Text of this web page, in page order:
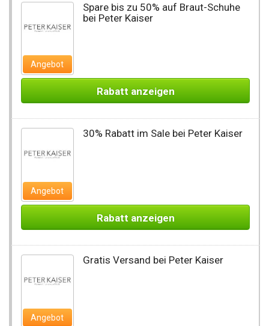
Angebot
Spare bis zu 50% auf Braut-Schuhe
bei Peter Kaiser
Rabatt anzeigen
Angebot
30% Rabatt im Sale bei Peter Kaiser
Rabatt anzeigen
Angebot
Gratis Versand bei Peter Kaiser